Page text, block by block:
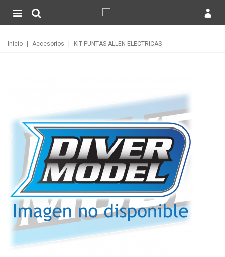
Inicio Accesorios KIT PUNTAS ALLEN ELECTRICAS